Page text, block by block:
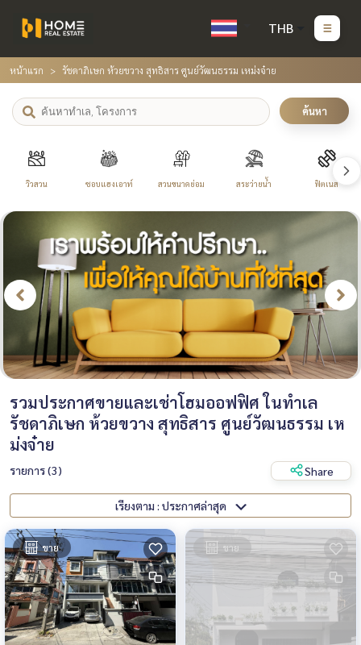
THB
หน้าแรก รัชดาภิเษก ห้วยขวาง สุทธิสาร ศูนย์วัฒนธรรม เหม่งจ๋าย
ค้นหา
วิวสวน ชอบแฮงเอาท์ สวนขนาดย่อม สระว่ายน้ำ ฟิตเนส
รวมประกาศขายและเช่าโฮมออฟฟิศ ในทำเล
รัชดาภิเษก ห้วยขวาง สุทธิสาร ศูนย์วัฒนธรรม เห
ม่งจ๋าย
รายการ (3) Share
เรียงตาม : ประกาศล่าสุด
ขาย ขาย